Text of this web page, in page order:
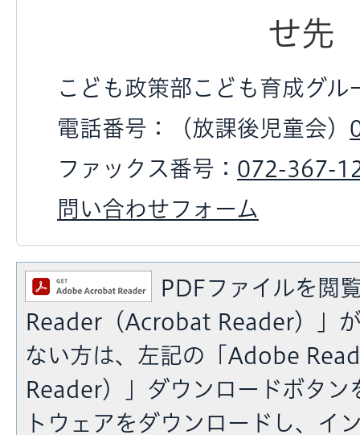
せ先
こども政策部こども育成グル
電話番号：（放課後児童会）
ファックス番号： 072-367-
問い合わせフォーム
PDFファイルを閲
Reader（Acrobat Reader）」
ない方は、左記の「Adobe
Reader）」ダウンロードボタン
トウェアをダウンロードし、イ